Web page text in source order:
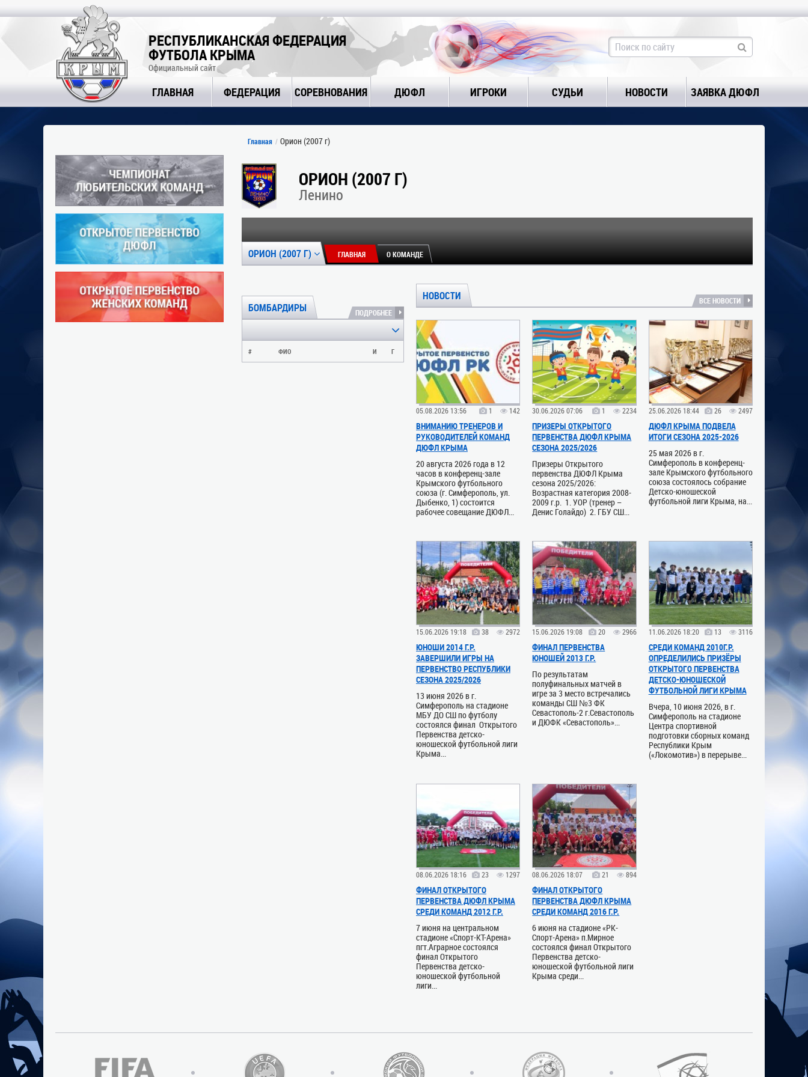
РЕСПУБЛИКАНСКАЯ ФЕДЕРАЦИЯ
ФУТБОЛА КРЫМА
Официальный сайт
ГЛАВНАЯ ФЕДЕРАЦИЯ СОРЕВНОВАНИЯ ДЮФЛ ИГРОКИ СУДЬИ НОВОСТИ ЗАЯВКА ДЮФЛ
Главная Орион (2007 г)
ОРИОН (2007 Г)
Ленино
ОРИОН (2007 Г) ГЛАВНАЯ О КОМАНДЕ
БОМБАРДИРЫ ПОДРОБНЕЕ
# ФИО И Г
НОВОСТИ ВСЕ НОВОСТИ
05.08.2026 13:56 1 142
ВНИМАНИЮ ТРЕНЕРОВ И
РУКОВОДИТЕЛЕЙ КОМАНД
ДЮФЛ КРЫМА
20 августа 2026 года в 12
часов в конференц-зале
Крымского футбольного
союза (г. Симферополь, ул.
Дыбенко, 1) состоится
рабочее совещание ДЮФЛ...
30.06.2026 07:06 1 2234
ПРИЗЕРЫ ОТКРЫТОГО
ПЕРВЕНСТВА ДЮФЛ КРЫМА
СЕЗОНА 2025/2026
Призеры Открытого
первенства ДЮФЛ Крыма
сезона 2025/2026:
Возрастная категория 2008-
2009 г.р. 1. УОР (тренер –
Денис Голайдо) 2. ГБУ СШ...
25.06.2026 18:44 26 2497
ДЮФЛ КРЫМА ПОДВЕЛА
ИТОГИ СЕЗОНА 2025-2026
25 мая 2026 в г.
Симферополь в конференц-
зале Крымского футбольного
союза состоялось собрание
Детско-юношеской
футбольной лиги Крыма, на...
15.06.2026 19:18 38 2972
ЮНОШИ 2014 Г.Р.
ЗАВЕРШИЛИ ИГРЫ НА
ПЕРВЕНСТВО РЕСПУБЛИКИ
СЕЗОНА 2025/2026
13 июня 2026 в г.
Симферополь на стадионе
МБУ ДО СШ по футболу
состоялся финал Открытого
Первенства детско-
юношеской футбольной лиги
Крыма...
15.06.2026 19:08 20 2966
ФИНАЛ ПЕРВЕНСТВА
ЮНОШЕЙ 2013 Г.Р.
По результатам
полуфинальных матчей в
игре за 3 место встречались
команды СШ №3 ФК
Севастополь-2 г.Севастополь
и ДЮФК «Севастополь»...
11.06.2026 18:20 13 3116
СРЕДИ КОМАНД 2010Г.Р.
ОПРЕДЕЛИЛИСЬ ПРИЗЁРЫ
ОТКРЫТОГО ПЕРВЕНСТВА
ДЕТСКО-ЮНОШЕСКОЙ
ФУТБОЛЬНОЙ ЛИГИ КРЫМА
Вчера, 10 июня 2026, в г.
Симферополь на стадионе
Центра спортивной
подготовки сборных команд
Республики Крым
(«Локомотив») в перерыве...
08.06.2026 18:16 23 1297
ФИНАЛ ОТКРЫТОГО
ПЕРВЕНСТВА ДЮФЛ КРЫМА
СРЕДИ КОМАНД 2012 Г.Р.
7 июня на центральном
стадионе «Спорт-КТ-Арена»
пгт.Аграрное состоялся
финал Открытого
Первенства детско-
юношеской футбольной
лиги...
08.06.2026 18:07 21 894
ФИНАЛ ОТКРЫТОГО
ПЕРВЕНСТВА ДЮФЛ КРЫМА
СРЕДИ КОМАНД 2016 Г.Р.
6 июня на стадионе «РК-
Спорт-Арена» п.Мирное
состоялся финал Открытого
Первенства детско-
юношеской футбольной лиги
Крыма среди...